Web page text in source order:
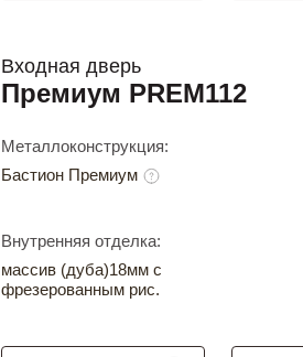
Входная дверь
Премиум PREM112
Металлоконструкция:
Бастион Премиум
Внутренняя отделка:
массив (дуба)18мм с
фрезерованным рис.